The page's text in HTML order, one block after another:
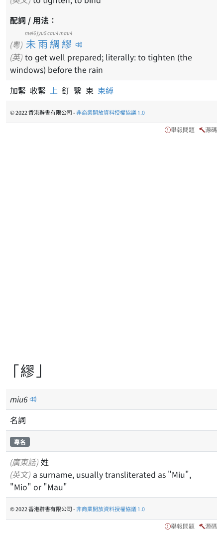
配詞 / 用法：
(粵) 未雨綢繆
mei6 jyu5 cau4 mau4
(英) to get well prepared; literally: to tighten (the
windows) before the rain
加緊 收緊 上 釘 繫 束 束縛
© 2022 香港辭書有限公司 -非商業開放資料授權協議 1.0
舉報問題 源碼
「繆」
miu6
名詞
專名
(廣東話) 姓
(英文) a surname, usually transliterated as "Miu",
"Mio" or "Mau"
© 2022 香港辭書有限公司 -非商業開放資料授權協議 1.0
舉報問題 源碼